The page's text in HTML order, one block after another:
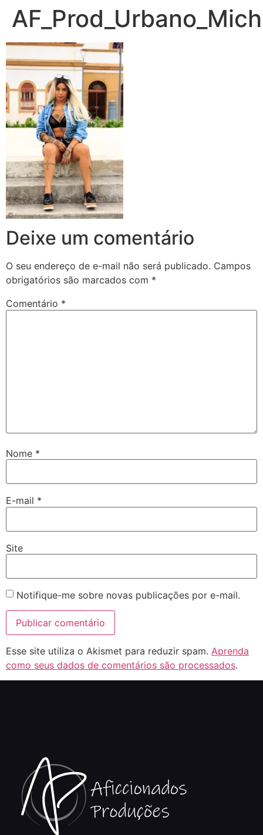
Deixe um comentário
O seu endereço de e-mail não será publicado. Campos
obrigatórios são marcados com *
Comentário *
Nome *
E-mail *
Site
Notifique-me sobre novas publicações por e-mail.
Esse site utiliza o Akismet para reduzir spam. Aprenda
como seus dados de comentários são processados.